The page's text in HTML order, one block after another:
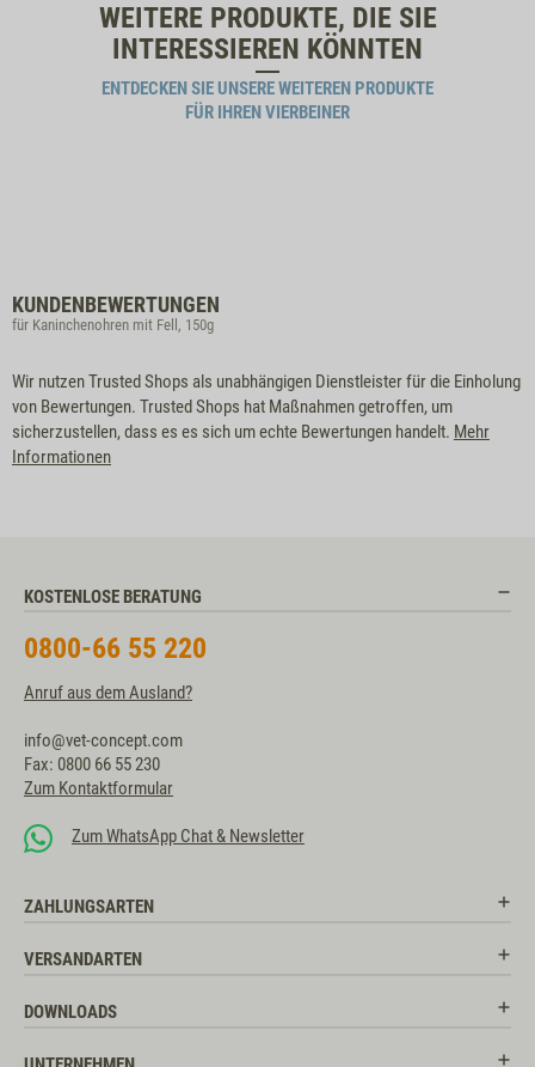
WEITERE PRODUKTE, DIE SIE
INTERESSIEREN KÖNNTEN
ENTDECKEN SIE UNSERE WEITEREN PRODUKTE
FÜR IHREN VIERBEINER
KUNDENBEWERTUNGEN
für Kaninchenohren mit Fell, 150g
Wir nutzen Trusted Shops als unabhängigen Dienstleister für die Einholung
von Bewertungen. Trusted Shops hat Maßnahmen getroffen, um
sicherzustellen, dass es es sich um echte Bewertungen handelt. Mehr
Informationen
KOSTENLOSE BERATUNG
0800-66 55 220
Anruf aus dem Ausland?
info@vet-concept.com
Fax: 0800 66 55 230
Zum Kontaktformular
Zum WhatsApp Chat & Newsletter
ZAHLUNGSARTEN
VERSANDARTEN
DOWNLOADS